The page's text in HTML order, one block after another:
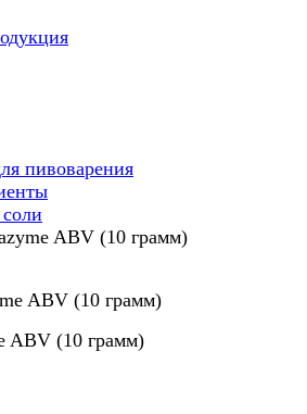
пивоварения
ABV (10 грамм)
ABV (10 грамм)